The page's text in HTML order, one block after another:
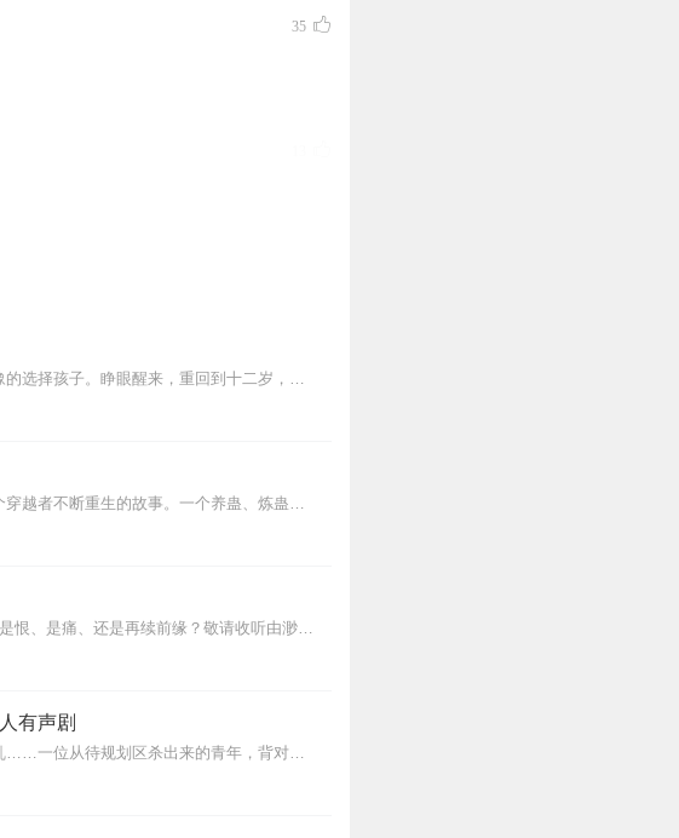
35
保孩子，这是前世姚三三听到的最后一句话，难产关头丈夫婆婆毫不犹豫的选择孩子。睁眼醒来，重回到十二岁，，，没有金手指，没有随身系统，没有万能空间，好吧，是一个重生...
内容简介【黑暗文反派流封神之作】人是万物之灵，蛊是天地真精。一个穿越者不断重生的故事。一个养蛊、炼蛊、用蛊的奇特世界。配音组（男角色）老宝玉旁白...
被自己未曾见面的夫君一箭射死，还好，重生了！怎么?又与他相见了！是恨、是痛、还是再续前缘？敬请收听由渺渺林杉主播的《重生之三姑娘》
有声剧
【内容简介】灾变过后，大地满目疮痍。粮食匮乏，资源紧俏，局势混乱……一位从待规划区杀出来的青年，背对着漫天黄沙，孤身来到九区谋生，却不曾想偶然结识三五好友，一念...